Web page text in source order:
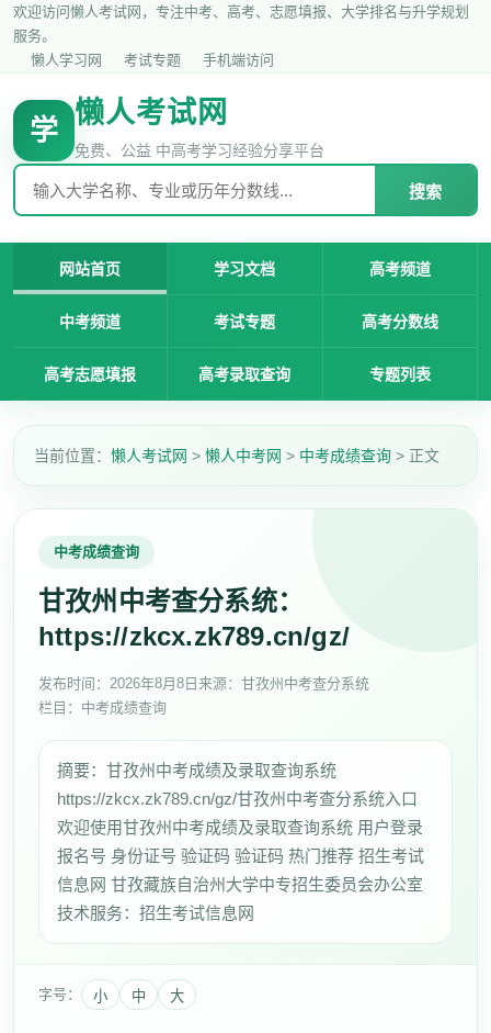
欢迎访问懒人考试网，专注中考、高考、志愿填报、大学排名与升学规划
服务。
懒人学习网
考试专题 手机端访问
学
懒人考试网
免费、公益 中高考学习经验分享平台
搜索
网站首页 学习文档 高考频道
中考频道 考试专题 高考分数线
高考志愿填报 高考录取查询 专题列表
当前位置： 懒人考试网 > 懒人中考网 > 中考成绩查询 > 正文
中考成绩查询
甘孜州中考查分系统：
https://zkcx.zk789.cn/gz/
发布时间： 2026年8月8日 来源：甘孜州中考查分系统
栏目：中考成绩查询
摘要：甘孜州中考成绩及录取查询系统
https://zkcx.zk789.cn/gz/甘孜州中考查分系统入口
欢迎使用甘孜州中考成绩及录取查询系统 用户登录
报名号 身份证号 验证码 验证码 热门推荐 招生考试
信息网 甘孜藏族自治州大学中专招生委员会办公室
技术服务：招生考试信息网
字号： 小 中 大